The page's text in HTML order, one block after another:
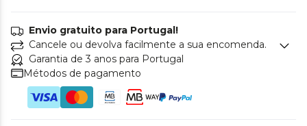
Envio gratuito para Portugal!
Cancele ou devolva facilmente a sua encomenda.
Garantia de 3 anos para Portugal
Métodos de pagamento